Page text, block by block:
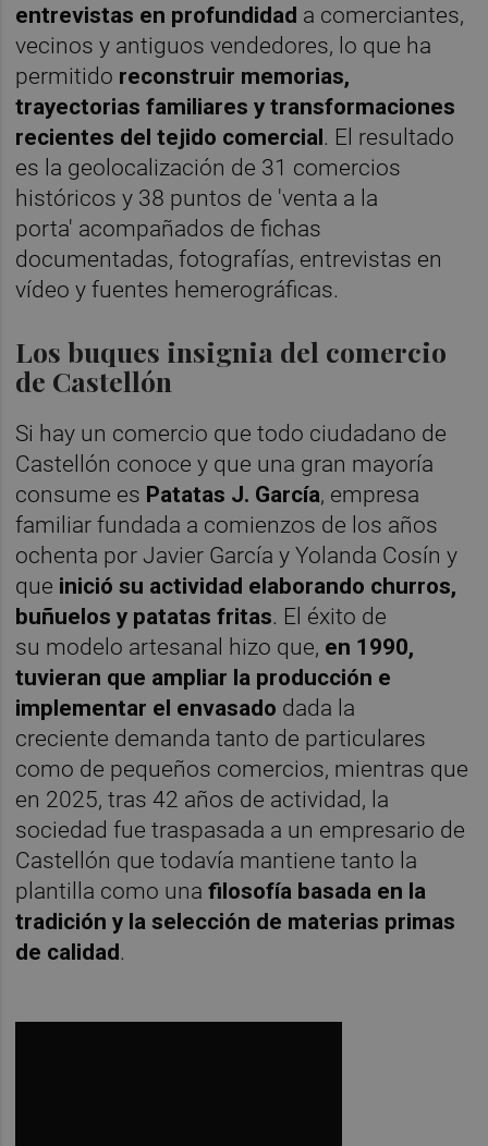
entrevistas en profundidad a comerciantes,
vecinos y antiguos vendedores, lo que ha
permitido reconstruir memorias,
trayectorias familiares y transformaciones
recientes del tejido comercial. El resultado
es la geolocalización de 31 comercios
históricos y 38 puntos de 'venta a la
porta' acompañados de fichas
documentadas, fotografías, entrevistas en
vídeo y fuentes hemerográficas.
Los buques insignia del comercio
de Castellón
Si hay un comercio que todo ciudadano de
Castellón conoce y que una gran mayoría
consume es Patatas J. García, empresa
familiar fundada a comienzos de los años
ochenta por Javier García y Yolanda Cosín y
que inició su actividad elaborando churros,
buñuelos y patatas fritas. El éxito de
su modelo artesanal hizo que, en 1990,
tuvieran que ampliar la producción e
implementar el envasado dada la
creciente demanda tanto de particulares
como de pequeños comercios, mientras que
en 2025, tras 42 años de actividad, la
sociedad fue traspasada a un empresario de
Castellón que todavía mantiene tanto la
plantilla como unafilosofía basada en la
tradición y la selección de materias primas
de calidad.